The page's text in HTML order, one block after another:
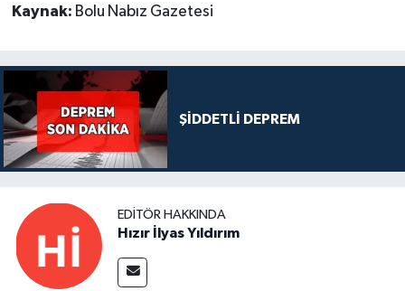
Kaynak: Bolu Nabız Gazetesi
ŞİDDETLİ DEPREM
EDITÖR HAKKINDA
Hızır İlyas Yıldırım